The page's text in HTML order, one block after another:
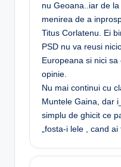
nu Geoana..iar de
menirea de a
Titus Corlatenu. Ei
PSD nu va reusi
Europeana si nici
opinie.
Nu mai continui cu
Muntele Gaina, dar
simplu de ghicit ce
„fosta-i lele , cand ai